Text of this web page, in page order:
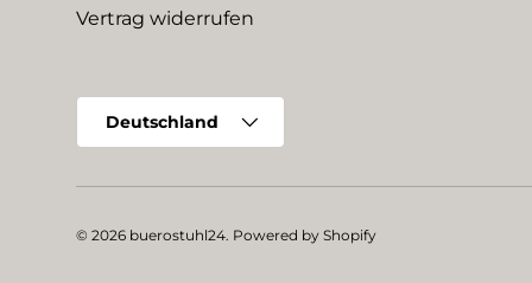
Vertrag widerrufen
Deutschland
© 2026 buerostuhl24. Powered by Shopify